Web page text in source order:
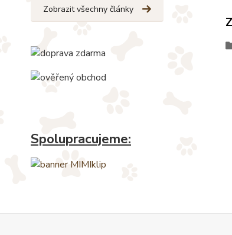
Zobrazit všechny články
Spolupracujeme: